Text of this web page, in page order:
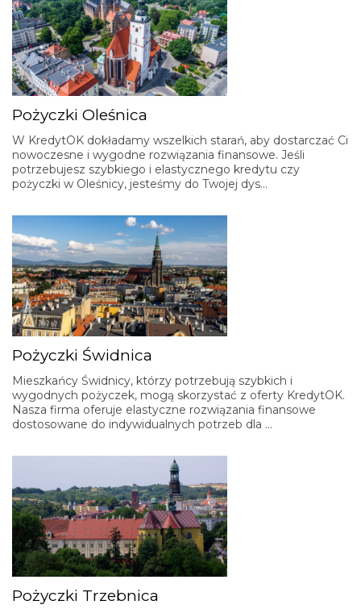
Pożyczki Oleśnica
W KredytOK dokładamy wszelkich starań, aby dostarczać Ci
nowoczesne i wygodne rozwiązania finansowe. Jeśli
potrzebujesz szybkiego i elastycznego kredytu czy
pożyczki w Oleśnicy, jesteśmy do Twojej dys…
Pożyczki Świdnica
Mieszkańcy Świdnicy, którzy potrzebują szybkich i
wygodnych pożyczek, mogą skorzystać z oferty KredytOK.
Nasza firma oferuje elastyczne rozwiązania finansowe
dostosowane do indywidualnych potrzeb dla …
Pożyczki Trzebnica